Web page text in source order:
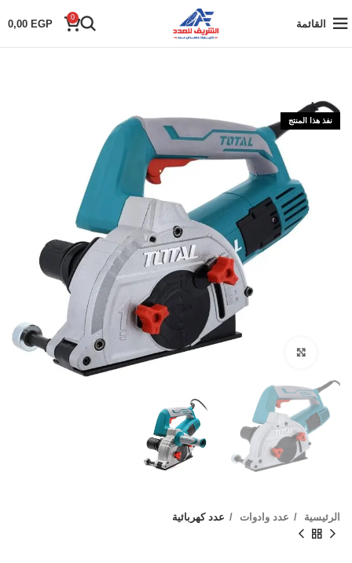
القائمة
0
0,00 EGP
نفذ هذا المنتج
الرئيسية عدد وادوات عدد كهربائية